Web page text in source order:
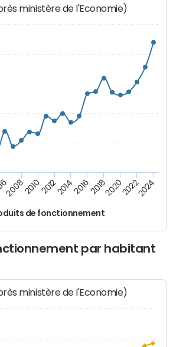
ministère de l'Economie)
de fonctionnement
200820102012201420162018202020222024
par habitant
ministère de l'Economie)